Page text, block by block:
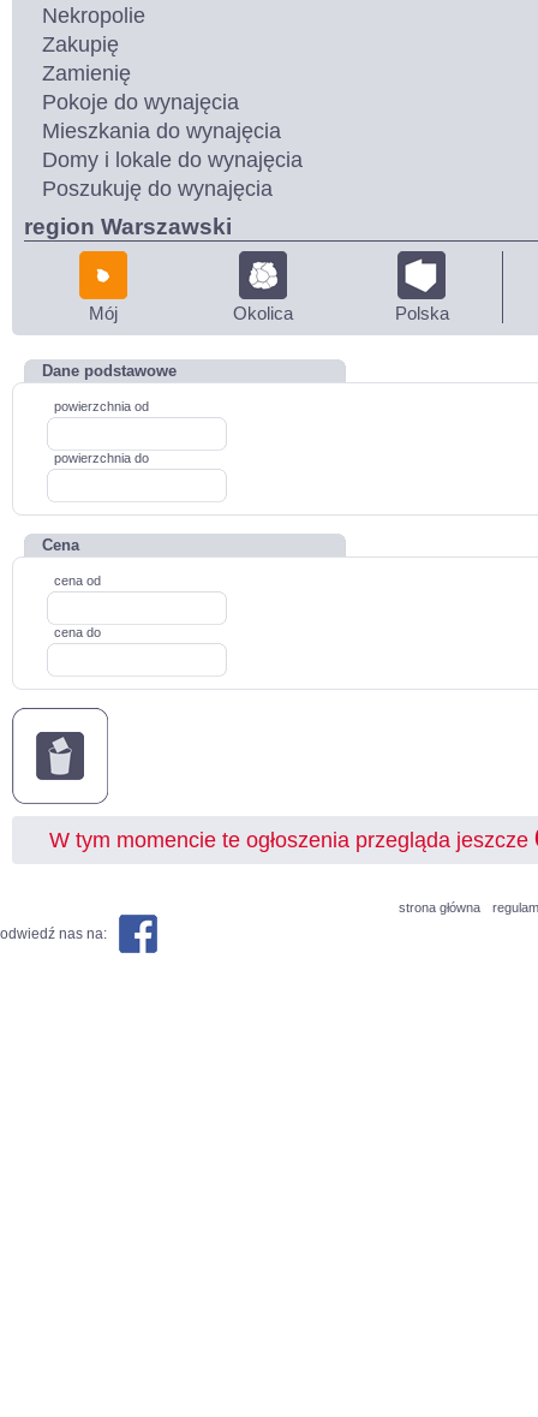
Nekropolie
Zakupię
Zamienię
Pokoje do wynajęcia
Mieszkania do wynajęcia
Domy i lokale do wynajęcia
Poszukuję do wynajęcia
region Warszawski
Mój Okolica Polska
Dane podstawowe
powierzchnia od
powierzchnia do
Cena
cena od
cena do
W tym momencie te ogłoszenia przegląda jeszcze
strona główna
odwiedź nas na: